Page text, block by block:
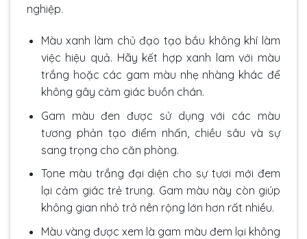
nghiệp.
Màu xanh làm chủ đạo tạo bầu không khí làm
việc hiệu quả. Hãy kết hợp xanh lam với màu
trắng hoặc các gam màu nhẹ nhàng khác để
không gây cảm giác buồn chán.
Gam màu đen được sử dụng với các màu
tương phản tạo điểm nhấn, chiều sâu và sự
sang trọng cho căn phòng.
Tone màu trắng đại diện cho sự tươi mới đem
lại cảm giác trẻ trung. Gam màu này còn giúp
không gian nhỏ trở nên rộng lớn hơn rất nhiều.
Màu vàng được xem là gam màu đem lại không